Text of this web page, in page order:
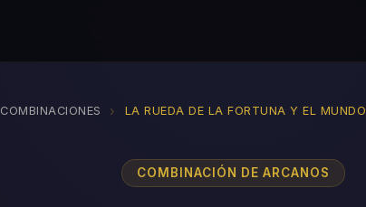
COMBINACIONES › LA RUEDA DE LA FORTUNA Y EL MUNDO
COMBINACIÓN DE ARCANOS